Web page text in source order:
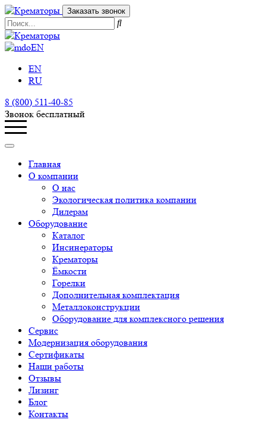
Заказать звонок
EN
EN
RU
8 (800) 511-40-85
Звонок бесплатный
Главная
О компании
О нас
Экологическая политика компании
Дилерам
Оборудование
Каталог
Инсинераторы
Крематоры
Ёмкости
Горелки
Дополнительная комплектация
Металлоконструкции
Оборудование для комплексного решения
Сервис
Модернизация оборудования
Сертификаты
Наши работы
Отзывы
Лизинг
Блог
Контакты